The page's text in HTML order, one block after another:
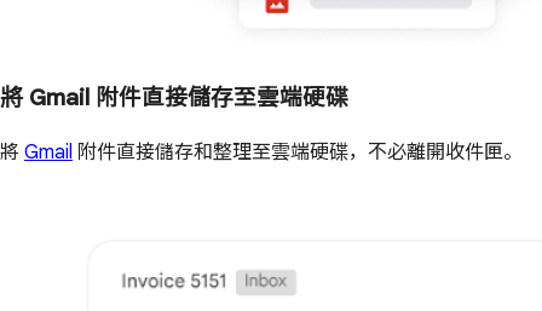
將 Gmail 附件直接儲存至雲端硬碟
將 Gmail 附件直接儲存和整理至雲端硬碟，不必離開收件匣。